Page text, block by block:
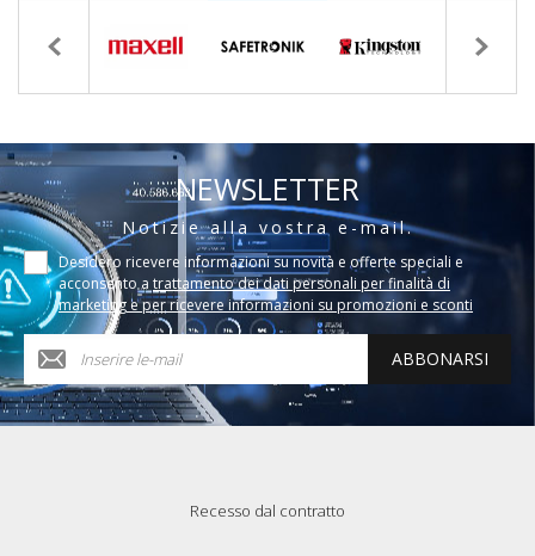
NEWSLETTER
Notizie alla vostra e-mail.
Desidero ricevere informazioni su novità e offerte speciali e
acconsento a trattamento dei dati personali per finalità di
marketing e per ricevere informazioni su promozioni e sconti
ABBONARSI
Recesso dal contratto